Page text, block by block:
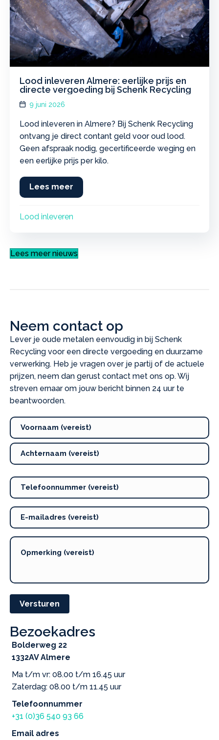
Lood inleveren Almere: eerlijke prijs en
directe vergoeding bij Schenk Recycling
9 juni 2026
Lood inleveren in Almere? Bij Schenk Recycling
ontvang je direct contant geld voor oud lood.
Geen afspraak nodig, gecertificeerde weging en
een eerlijke prijs per kilo.
Lees meer
Lood inleveren
Lees meer nieuws
Neem contact op
Lever je oude metalen eenvoudig in bij Schenk
Recycling voor een directe vergoeding en duurzame
verwerking. Heb je vragen over je partij of de actuele
prijzen, neem dan gerust contact met ons op. Wij
streven ernaar om jouw bericht binnen 24 uur te
beantwoorden.
Versturen
Bezoekadres
Bolderweg 22
1332AV Almere
Ma t/m vr: 08.00 t/m 16.45 uur
Zaterdag: 08.00 t/m 11.45 uur
Telefoonnummer
+31 (0)36 540 93 66
Email adres